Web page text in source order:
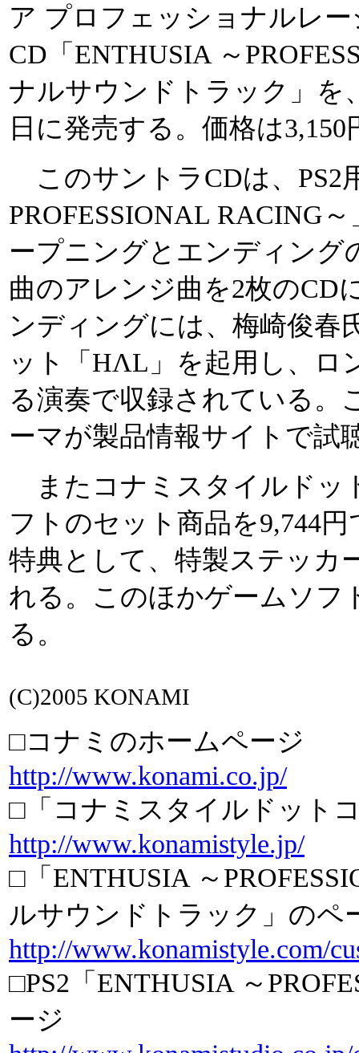
ア プロフェッショナルレ
CD「ENTHUSIA ～
ナルサウンドトラック」を
日に発売する。価格は3,150
このサントラCDは、PS2
PROFESSIONAL RACING
ープニングとエンディング
曲のアレンジ曲を2枚のCD
ンディングには、梅崎俊春
ット「HΛL」を起用し、ロ
る演奏で収録されている。
ーマが製品情報サイトで試
またコナミスタイルドッ
フトのセット商品を9,744
特典として、特製ステッカ
れる。このほかゲームソフ
る。
(C)2005 KONAMI
□コナミのホームページ
http://www.konami.co.jp/
□「コナミスタイルドット
http://www.konamistyle.jp/
□「ENTHUSIA ～
ルサウンドトラック」のペ
http://www.konamistyle.com/
□PS2「ENTHUSIA ～
ージ